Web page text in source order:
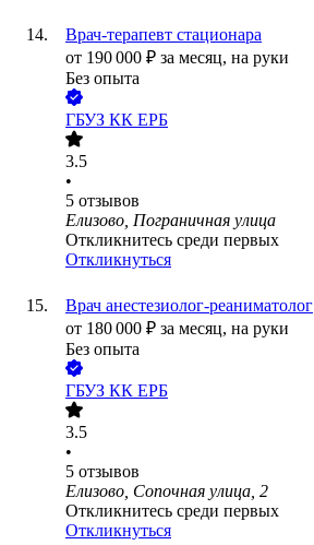
Врач-терапевт стационара
от 190 000 ₽ за месяц, на руки
Без опыта
ГБУЗ КК ЕРБ
3.5
•
5 отзывов
Елизово, Пограничная улица
Откликнитесь среди первых
Откликнуться
Врач анестезиолог-реаниматолог
от 180 000 ₽ за месяц, на руки
Без опыта
ГБУЗ КК ЕРБ
3.5
•
5 отзывов
Елизово, Сопочная улица, 2
Откликнитесь среди первых
Откликнуться